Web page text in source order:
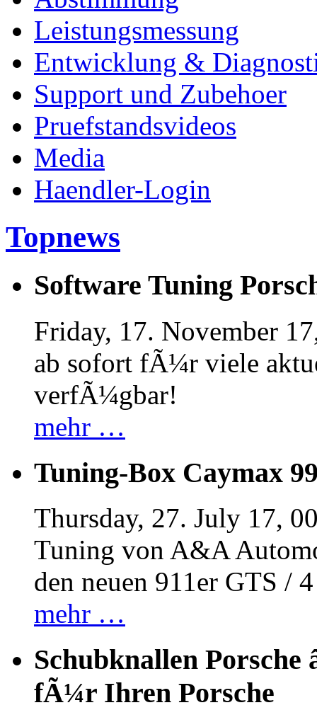
Leistungsmessung
Entwicklung &
Support und Zubehoer
Pruefstandsvideos
Media
Haendler-Login
Topnews
Software Tuning
Friday, 17. November
ab sofort fÃ¼r viele
verfÃ¼gbar!
mehr …
Tuning-Box Caymax
Thursday, 27. July 17,
Tuning von A&A
den neuen 911er GTS /
mehr …
Schubknallen Porsche
fÃ¼r Ihren Porsche